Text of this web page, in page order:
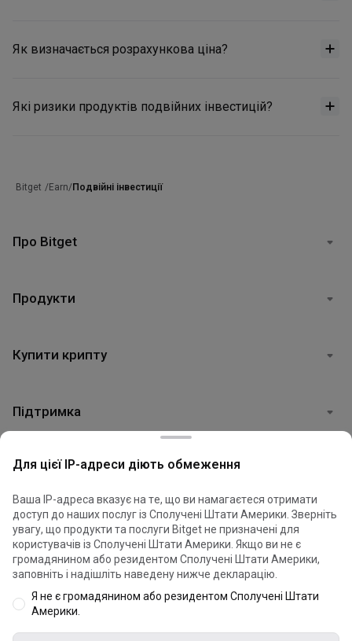
Як визначається розрахункова ціна?
Які ризики продуктів подвійних інвестицій?
Bitget /Earn/Подвійні інвестиції
Про Bitget
Продукти
Купити крипту
Підтримка
Юридична інформація
© 2026 Bitget
Файли cookie використовуються для оптимізації та
персоналізації використання нашого вебсайту. Ви можете
керувати налаштуваннями файлів cookie і переглянути
Політику щодо файлів cookie.
Для цієї IP-адреси діють обмеження
Ваша IP-адреса вказує на те, що ви намагаєтеся отримати
доступ до наших послуг із Сполучені Штати Америки. Зверніть
увагу, що продукти та послуги Bitget не призначені для
користувачів із Сполучені Штати Америки. Якщо ви не є
громадянином або резидентом Сполучені Штати Америки,
заповніть і надішліть наведену нижче декларацію.
Я не є громадянином або резидентом Сполучені Штати
Америки.